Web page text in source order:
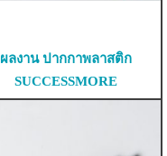
ผลงาน ปากกาพลาสติก
SUCCESSMORE